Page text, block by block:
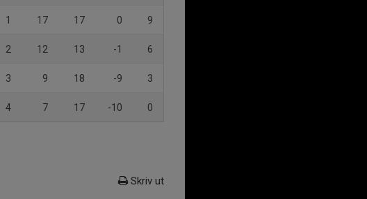
1 17 17 0 9
2 12 13 -1 6
3 9 18 -9 3
4 7 17 -10 0
Skriv ut